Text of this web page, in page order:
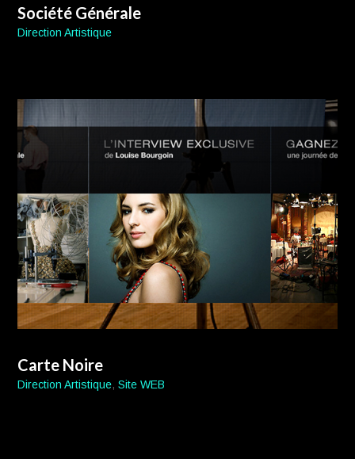
Société Générale
Direction Artistique
Carte Noire
Direction Artistique,Site WEB